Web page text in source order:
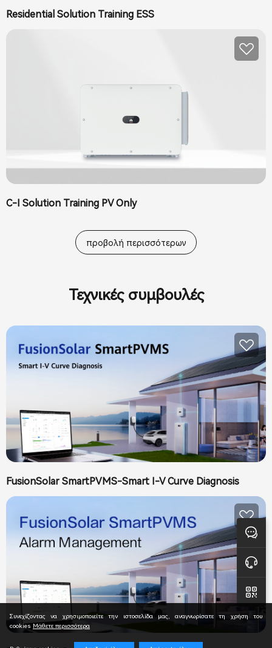
Ανατροφοδότηση
Διαδικτυακή υποστήριξη
Residential Solution Training ESS
C-I Solution Training PV Only
προβολή περισσότερων
Τεχνικές συμβουλές
FusionSolar SmartPVMS-Smart I-V Curve Diagnosis
Συνεχίζοντας να χρησιμοποιείτε την ιστοσελίδα μας, αναγνωρίσατε τη χρήση του
cookies Μάθετε περισσότερα